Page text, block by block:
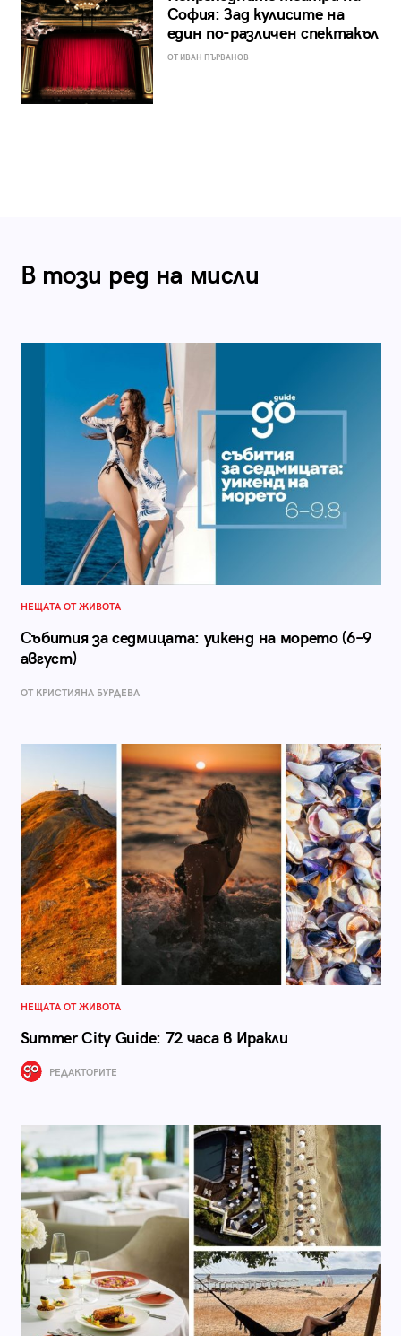
София: Зад кулисите на
един по-различен спектакъл
ОТ ИВАН ПЪРВАНОВ
В този ред на мисли
НЕЩАТА ОТ ЖИВОТА
Събития за седмицата: уикенд на морето (6–9
август)
ОТ КРИСТИЯНА БУРДЕВА
НЕЩАТА ОТ ЖИВОТА
Summer City Guide: 72 часа в Иракли
РЕДАКТОРИТЕ